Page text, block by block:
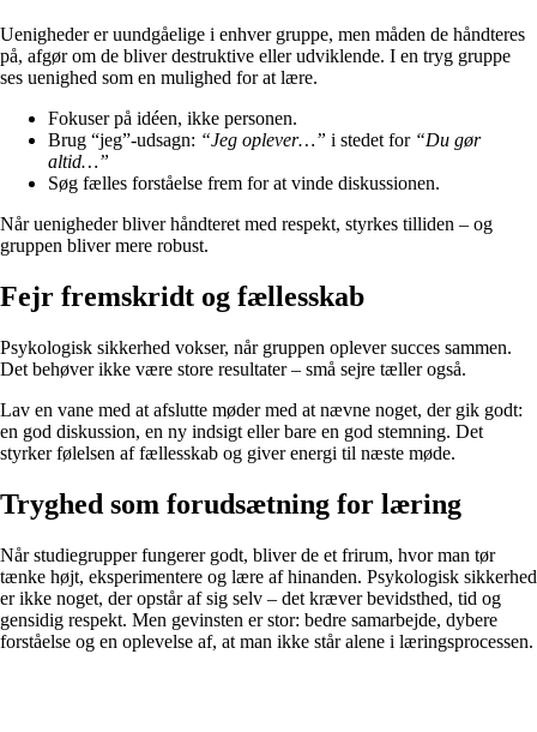
Uenigheder er uundgåelige i enhver gruppe, men måden de håndteres
på, afgør om de bliver destruktive eller udviklende. I en tryg gruppe
ses uenighed som en mulighed for at lære.
Fokuser på idéen, ikke personen.
Brug “jeg”-udsagn: “Jeg oplever…” i stedet for “Du gør
altid…”
Søg fælles forståelse frem for at vinde diskussionen.
Når uenigheder bliver håndteret med respekt, styrkes tilliden – og
gruppen bliver mere robust.
Fejr fremskridt og fællesskab
Psykologisk sikkerhed vokser, når gruppen oplever succes sammen.
Det behøver ikke være store resultater – små sejre tæller også.
Lav en vane med at afslutte møder med at nævne noget, der gik godt:
en god diskussion, en ny indsigt eller bare en god stemning. Det
styrker følelsen af fællesskab og giver energi til næste møde.
Tryghed som forudsætning for læring
Når studiegrupper fungerer godt, bliver de et frirum, hvor man tør
tænke højt, eksperimentere og lære af hinanden. Psykologisk sikkerhed
er ikke noget, der opstår af sig selv – det kræver bevidsthed, tid og
gensidig respekt. Men gevinsten er stor: bedre samarbejde, dybere
forståelse og en oplevelse af, at man ikke står alene i læringsprocessen.